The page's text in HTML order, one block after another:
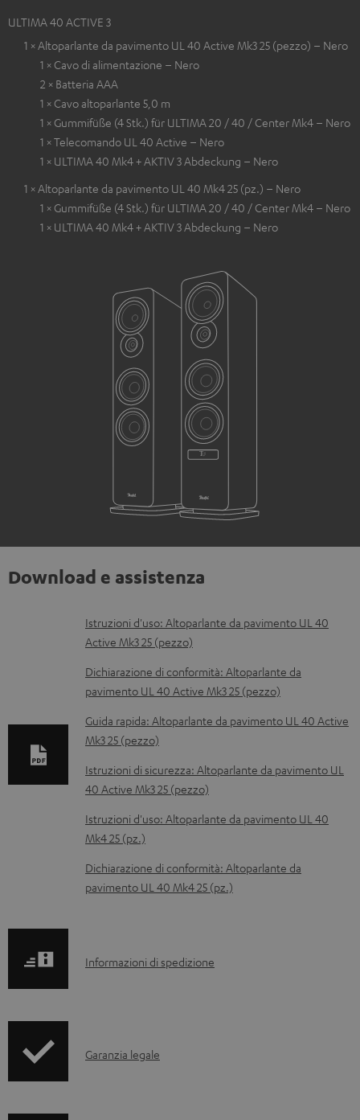
ULTIMA 40 ACTIVE 3
1 × Altoparlante da pavimento UL 40 Active Mk3 25 (pezzo) – Nero
1 × Cavo di alimentazione – Nero
2 × Batteria AAA
1 × Cavo altoparlante 5,0 m
1 × Gummifüße (4 Stk.) für ULTIMA 20 / 40 / Center Mk4 – Nero
1 × Telecomando UL 40 Active – Nero
1 × ULTIMA 40 Mk4 + AKTIV 3 Abdeckung – Nero
1 × Altoparlante da pavimento UL 40 Mk4 25 (pz.) – Nero
1 × Gummifüße (4 Stk.) für ULTIMA 20 / 40 / Center Mk4 – Nero
1 × ULTIMA 40 Mk4 + AKTIV 3 Abdeckung – Nero
Download e assistenza
D
o
c
u
m
e
n
t
i
s
c
a
c
l
Istruzioni d'uso: Altoparlante da pavimento UL 40
Active Mk3 25 (pezzo)
Dichiarazione di conformità: Altoparlante da
pavimento UL 40 Active Mk3 25 (pezzo)
Guida rapida: Altoparlante da pavimento UL 40 Active
Mk3 25 (pezzo)
Istruzioni di sicurezza: Altoparlante da pavimento UL
40 Active Mk3 25 (pezzo)
Istruzioni d'uso: Altoparlante da pavimento UL 40
Mk4 25 (pz.)
Dichiarazione di conformità: Altoparlante da
pavimento UL 40 Mk4 25 (pz.)
I
r
Informazioni di spedizione
IGaranzia legale